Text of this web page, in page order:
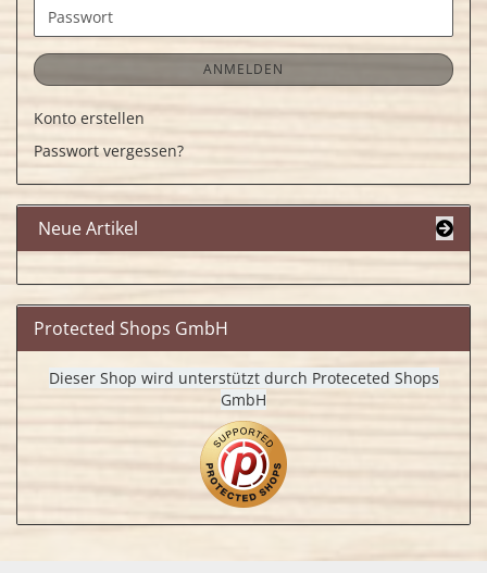
Passwort
ANMELDEN
Konto erstellen
Passwort vergessen?
Neue Artikel
Protected Shops GmbH
Dieser Shop wird unterstützt durch Proteceted Shops
GmbH